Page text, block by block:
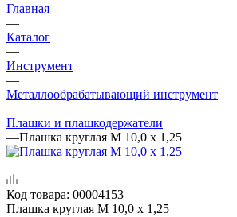
Главная
—
Каталог
—
Инструмент
—
Металлообрабатывающий инструмент
—
Плашки и плашкодержатели
—Плашка круглая М 10,0 х 1,25
Код товара: 00004153
Плашка круглая М 10,0 х 1,25